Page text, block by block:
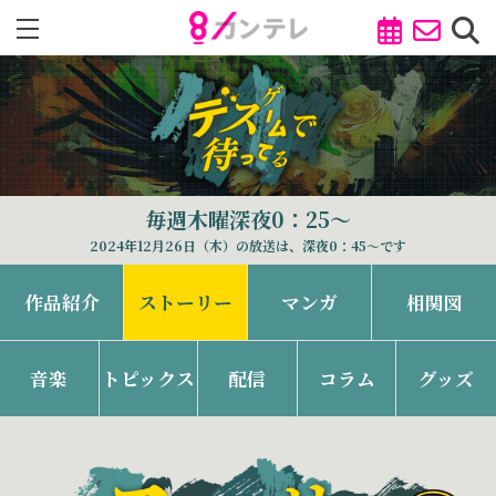
毎週木曜深夜0：25～
2024年12月26日（木）の放送は、深夜0：45～です
作品紹介 ストーリー マンガ 相関図
音楽 トピックス 配信 コラム グッズ